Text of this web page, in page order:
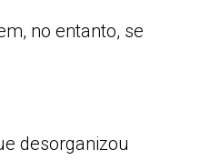
no entanto, se
desorganizou